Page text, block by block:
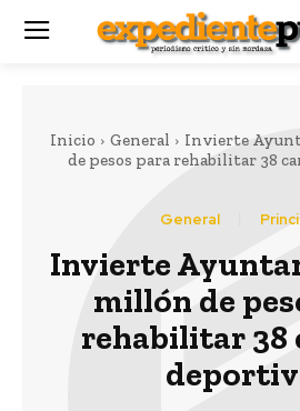
Inicio General
Invierte
de pesos para rehabilitar 38
General
Invierte
millón de
rehabilitar 38